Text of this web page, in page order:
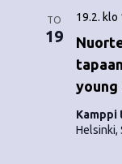
TO
19
young
19.2. klo
Kamppi
Helsinki,